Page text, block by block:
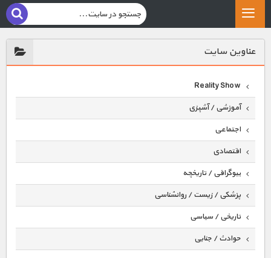
عناوين سايت
Reality Show
آموزشی / آشپزی
اجتماعی
اقتصادی
بیوگرافی / تاریخچه
پزشکی / زیست / روانشناسی
تاریخی / سیاسی
حوادث / جنایی